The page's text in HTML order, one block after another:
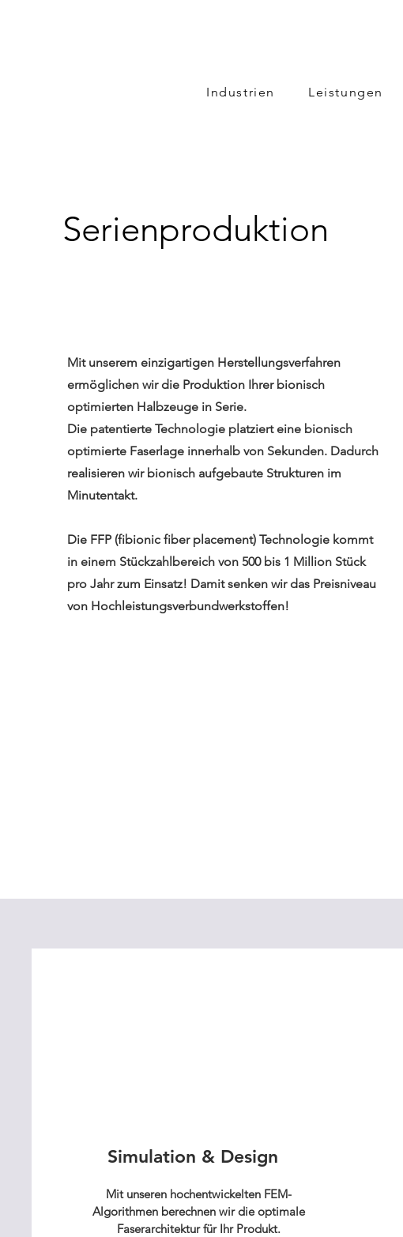
Industrien Leistungen
Serienproduktion
Mit unserem einzigartigen Herstellungsverfahren
ermöglichen wir die Produktion Ihrer bionisch
optimierten Halbzeuge in Serie.
Die patentierte Technologie platziert eine bionisch
optimierte Faserlage innerhalb von Sekunden. Dadurch
realisieren wir bionisch aufgebaute Strukturen im
Minutentakt.
Die FFP (fibionic fiber placement) Technologie kommt
in einem Stückzahlbereich von 500 bis 1 Million Stück
pro Jahr zum Einsatz! Damit senken wir das Preisniveau
von Hochleistungsverbundwerkstoffen!
Simulation & Design
Mit unseren hochentwickelten FEM-
Algorithmen berechnen wir die optimale
Faserarchitektur für Ihr Produkt.